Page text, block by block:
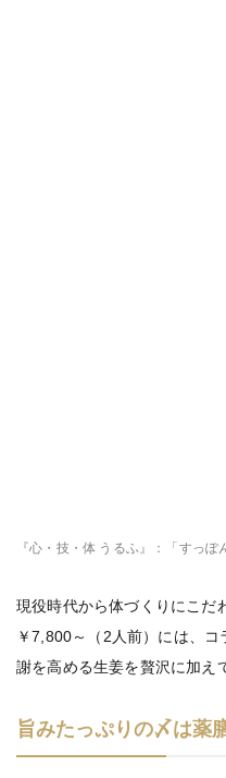
『心・技・体 うるふ』：「すっぽ
現役時代から体づくりにこだ
￥7,800～（2人前）には、
謝を高める生姜を贅沢に加え
旨みたっぷりの〆は薬